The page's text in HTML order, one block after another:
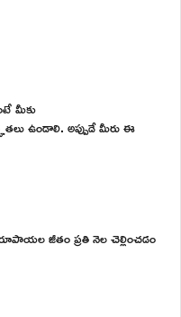
మీకు
ఉండాలి. అప్పుడే మీరు ఈ
జీతం ప్రతి నెల చెల్లించడం